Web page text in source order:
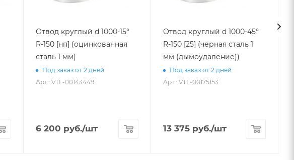
Отвод круглый d 1000-15°
R-150 [нп] (оцинкованная
сталь 1 мм)
Под заказ от 2 дней
Арт.: VTL-00143449
6 200 руб./шт
Отвод круглый d 1000-45°
R-150 [25] (черная сталь 1
мм (дымоудаление))
Под заказ от 2 дней
Арт.: VTL-00175153
13 375 руб./шт